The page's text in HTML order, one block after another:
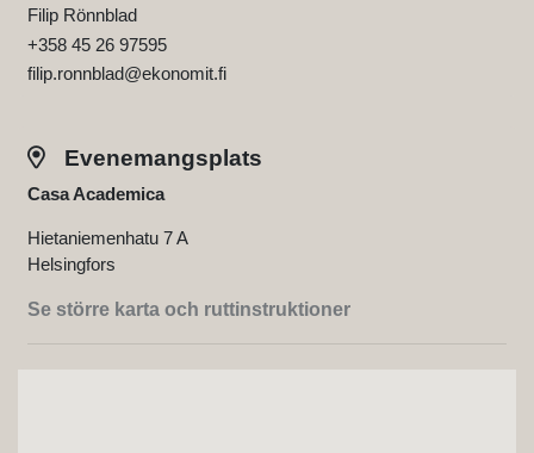
Filip Rönnblad
+358 45 26 97595
filip.ronnblad@ekonomit.fi
Evenemangsplats
Casa Academica
Hietaniemenhatu 7 A
Helsingfors
Se större karta och ruttinstruktioner